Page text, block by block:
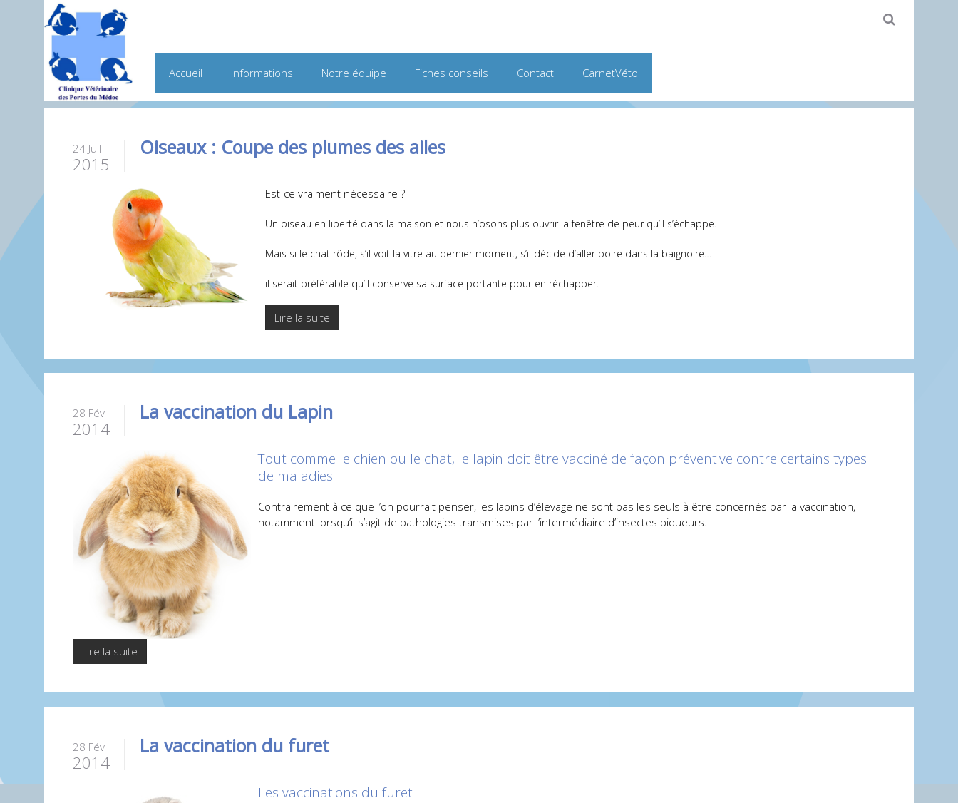
Accueil Informations Notre équipe Fiches conseils Contact CarnetVéto
24 Juil
2015
Oiseaux : Coupe des plumes des ailes
Est-ce vraiment nécessaire ?
Un oiseau en liberté dans la maison et nous n’osons plus ouvrir la fenêtre de peur qu’il s’échappe.
Mais si le chat rôde, s’il voit la vitre au dernier moment, s’il décide d’aller boire dans la baignoire…
il serait préférable qu’il conserve sa surface portante pour en réchapper.
Lire la suite
28 Fév
2014
La vaccination du Lapin
Tout comme le chien ou le chat, le lapin doit être vacciné de façon préventive contre certains types
de maladies
Contrairement à ce que l’on pourrait penser, les lapins d’élevage ne sont pas les seuls à être concernés par la vaccination,
notamment lorsqu’il s’agit de pathologies transmises par l’intermédiaire d’insectes piqueurs.
Lire la suite
28 Fév
2014
La vaccination du furet
Les vaccinations du furet